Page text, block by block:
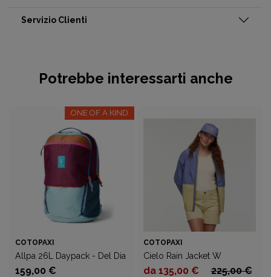
Servizio Clienti
Potrebbe interessarti anche
COTOPAXI
Allpa 26L Daypack - Del Dia
159,00 €
ONE OF A KIND
COTOPAXI
Cielo Rain Jacket W
da 135,00 € 225,00 €